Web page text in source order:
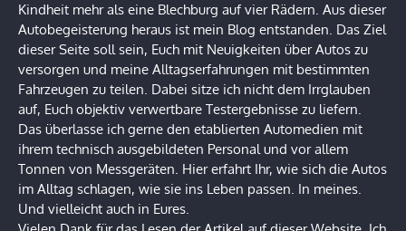
Kindheit mehr als eine Blechburg auf vier Rädern. Aus dieser
Autobegeisterung heraus ist mein Blog entstanden. Das Ziel
dieser Seite soll sein, Euch mit Neuigkeiten über Autos zu
versorgen und meine Alltagserfahrungen mit bestimmten
Fahrzeugen zu teilen. Dabei sitze ich nicht dem Irrglauben
auf, Euch objektiv verwertbare Testergebnisse zu liefern.
Das überlasse ich gerne den etablierten Automedien mit
ihrem technisch ausgebildeten Personal und vor allem
Tonnen von Messgeräten. Hier erfahrt Ihr, wie sich die Autos
im Alltag schlagen, wie sie ins Leben passen. In meines.
Und vielleicht auch in Eures.